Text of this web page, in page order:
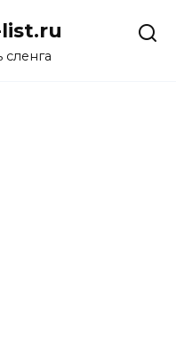
сленга